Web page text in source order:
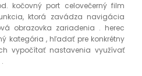
kočovný port celovečerný film
ktorá zavádza navigácia
obrazovka zariadenia . herec
kategória , hľadať pre konkrétny
vypočítať nastavenia využívať